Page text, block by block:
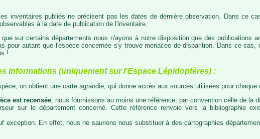
inventaires publiés ne précisent pas les dates de dernière observation. Dans ce
à la date de publication de l'inventaire.
sur certains départements nous n'ayons à notre disposition que des publications
pour autant que l'espèce concernée s'y trouve menacée de disparition. Dans ce
!
informations (uniquement sur l'Espace Lépidoptères) :
on obtient une carte agrandie, qui donne accès aux sources utilisées pour chaque
est recensée , nous fournissons au moins une référence, par convention celle de la
sur le département concerné. Cette référence renvoie vers la bibliographie
exception. En effet, nous ne saurions nous substituer à des cartographies